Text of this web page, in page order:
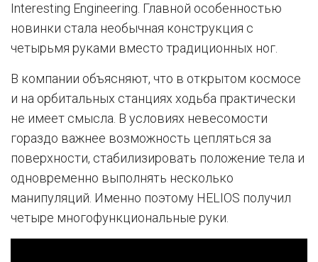
Interesting Engineering. Главной особенностью
новинки стала необычная конструкция с
четырьмя руками вместо традиционных ног.
В компании объясняют, что в открытом космосе
и на орбитальных станциях ходьба практически
не имеет смысла. В условиях невесомости
гораздо важнее возможность цепляться за
поверхности, стабилизировать положение тела и
одновременно выполнять несколько
манипуляций. Именно поэтому HELIOS получил
четыре многофункциональные руки.